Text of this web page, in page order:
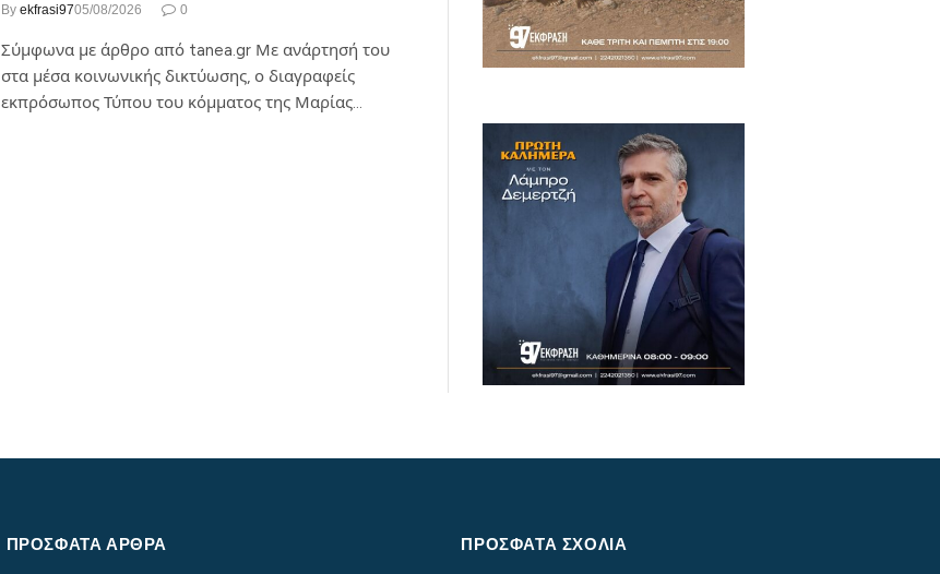
By ekfrasi9705/08/2026 0
Σύμφωνα με άρθρο από tanea.gr Με ανάρτησή του
στα μέσα κοινωνικής δικτύωσης, ο διαγραφείς
εκπρόσωπος Τύπου του κόμματος της Μαρίας…
ΠΡΌΣΦΑΤΑ ΆΡΘΡΑ ΠΡΌΣΦΑΤΑ ΣΧΌΛΙΑ